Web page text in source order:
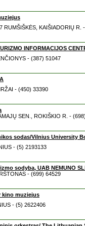
RUMŠIŠKĖS, KAIŠIADORIŲ R.
INFORMACIJOS
- (387) 51047
- (450) 33390
SEN., ROKIŠKIO R. -
sodas/Vilnius University
- (5) 2193133
sodyba, UAB NEMUNO
- (699) 64529
kino muziejus
- (5) 2622406